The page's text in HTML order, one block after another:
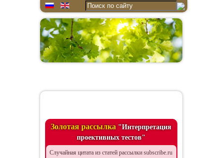
Золотая рассылка"Интерпретация
проективных тестов"
Случайная цитата из статей рассылки subscribe.ru